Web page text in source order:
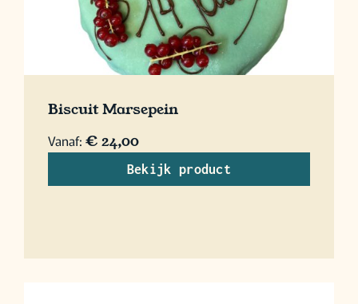
Biscuit Marsepein
Vanaf: €24,00
Bekijk product